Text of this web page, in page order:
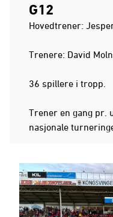
G12
Hovedtrener:
Trenere: David
36 spillere i tropp.
Trener en gang pr.
nasjonale